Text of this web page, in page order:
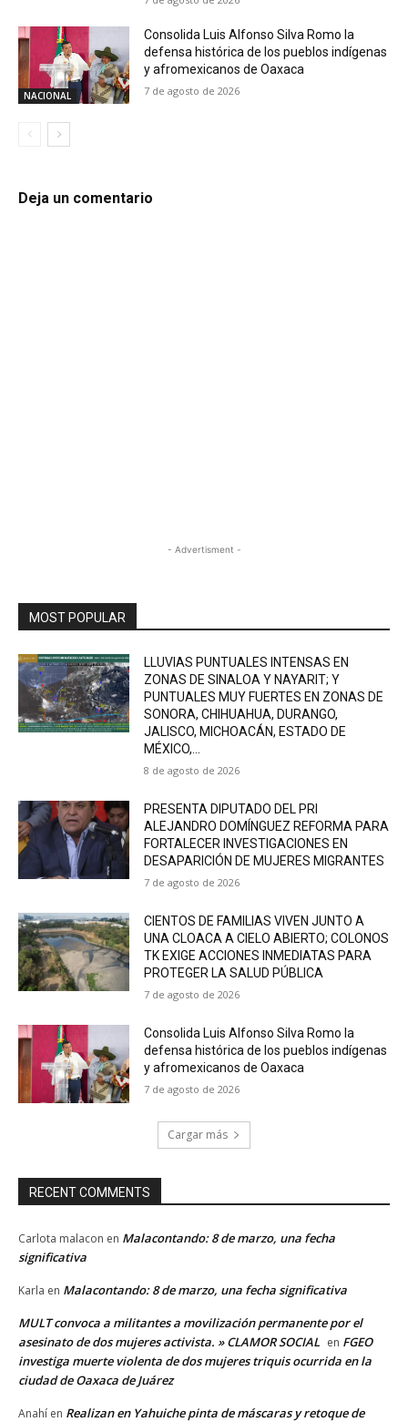
NACIONAL
Consolida Luis Alfonso Silva Romo la
defensa histórica de los pueblos indígenas
y afromexicanos de Oaxaca
7 de agosto de 2026
Deja un comentario
- Advertisment -
MOST POPULAR
LLUVIAS PUNTUALES INTENSAS EN
ZONAS DE SINALOA Y NAYARIT; Y
PUNTUALES MUY FUERTES EN ZONAS DE
SONORA, CHIHUAHUA, DURANGO,
JALISCO, MICHOACÁN, ESTADO DE
MÉXICO,...
8 de agosto de 2026
PRESENTA DIPUTADO DEL PRI
ALEJANDRO DOMÍNGUEZ REFORMA PARA
FORTALECER INVESTIGACIONES EN
DESAPARICIÓN DE MUJERES MIGRANTES
7 de agosto de 2026
CIENTOS DE FAMILIAS VIVEN JUNTO A
UNA CLOACA A CIELO ABIERTO; COLONOS
TK EXIGE ACCIONES INMEDIATAS PARA
PROTEGER LA SALUD PÚBLICA
7 de agosto de 2026
Consolida Luis Alfonso Silva Romo la
defensa histórica de los pueblos indígenas
y afromexicanos de Oaxaca
7 de agosto de 2026
Cargar más
RECENT COMMENTS
Carlota malacon en Malacontando: 8 de marzo, una fecha
significativa
Karla en Malacontando: 8 de marzo, una fecha significativa
MULT convoca a militantes a movilización permanente por el
asesinato de dos mujeres activista. » CLAMOR SOCIAL en FGEO
investiga muerte violenta de dos mujeres triquis ocurrida en la
ciudad de Oaxaca de Juárez
Anahí en Realizan en Yahuiche pinta de máscaras y retoque de